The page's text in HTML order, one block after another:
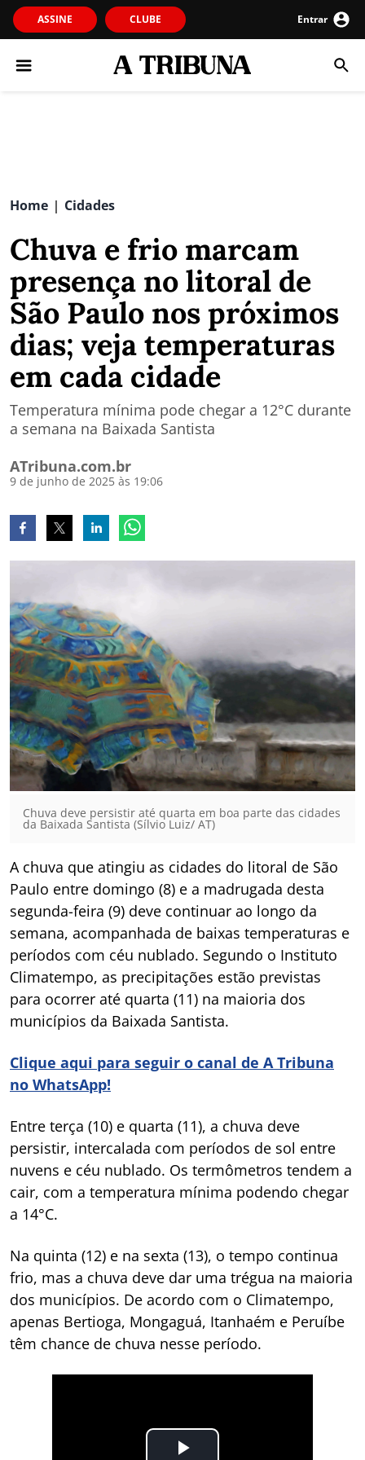
ASSINE CLUBE Entrar
Home | Cidades
Chuva e frio marcam
presença no litoral de
São Paulo nos próximos
dias; veja temperaturas
em cada cidade
Temperatura mínima pode chegar a 12°C durante
a semana na Baixada Santista
ATribuna.com.br
9 de junho de 2025 às 19:06
Chuva deve persistir até quarta em boa parte das cidades
da Baixada Santista (Sílvio Luiz/ AT)
A chuva que atingiu as cidades do litoral de São
Paulo entre domingo (8) e a madrugada desta
segunda-feira (9) deve continuar ao longo da
semana, acompanhada de baixas temperaturas e
períodos com céu nublado. Segundo o Instituto
Climatempo, as precipitações estão previstas
para ocorrer até quarta (11) na maioria dos
municípios da Baixada Santista.
Clique aqui para seguir o canal de A Tribuna
no WhatsApp!
Entre terça (10) e quarta (11), a chuva deve
persistir, intercalada com períodos de sol entre
nuvens e céu nublado. Os termômetros tendem a
cair, com a temperatura mínima podendo chegar
a 14°C.
Na quinta (12) e na sexta (13), o tempo continua
frio, mas a chuva deve dar uma trégua na maioria
dos municípios. De acordo com o Climatempo,
apenas Bertioga, Mongaguá, Itanhaém e Peruíbe
têm chance de chuva nesse período.